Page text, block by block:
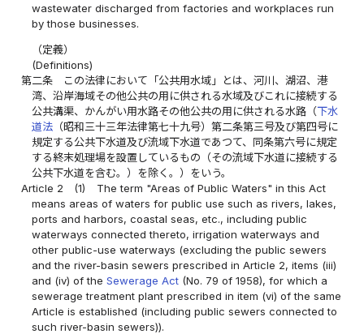
wastewater discharged from factories and workplaces run
by those businesses.
（定義）
(Definitions)
第二条
この法律において「公共用水域」とは、河川、湖沼、港
湾、沿岸海域その他公共の用に供される水域及びこれに接続する
公共溝渠、かんがい用水路その他公共の用に供される水路（下水
道法 （昭和三十三年法律第七十九号）第二条第三号及び第四号に
規定する公共下水道及び流域下水道であつて、同条第六号に規定
する終末処理場を設置しているもの（その流域下水道に接続する
公共下水道を含む。）を除く。）をいう。
Article 2
(1)
The term "Areas of Public Waters" in this Act
means areas of waters for public use such as rivers, lakes,
ports and harbors, coastal seas, etc., including public
waterways connected thereto, irrigation waterways and
other public-use waterways (excluding the public sewers
and the river-basin sewers prescribed in Article 2, items (iii)
and (iv) of theSewerage Act (No. 79 of 1958), for which a
sewerage treatment plant prescribed in item (vi) of the same
Article is established (including public sewers connected to
such river-basin sewers)).